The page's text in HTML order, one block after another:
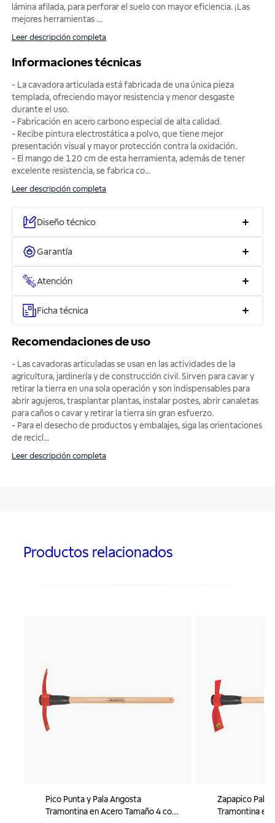
lámina afilada, para perforar el suelo con mayor eficiencia. ¡Las
mejores herramientas ...
Leer descripción completa
Informaciones técnicas
- La cavadora articulada está fabricada de una única pieza
templada, ofreciendo mayor resistencia y menor desgaste
durante el uso.
- Fabricación en acero carbono especial de alta calidad.
- Recibe pintura electrostática a polvo, que tiene mejor
presentación visual y mayor protección contra la oxidación.
- El mango de 120 cm de esta herramienta, además de tener
excelente resistencia, se fabrica co...
Leer descripción completa
Diseño técnico
Garantía
Atención
Ficha técnica
Recomendaciones de uso
- Las cavadoras articuladas se usan en las actividades de la
agricultura, jardinería y de construcción civil. Sirven para cavar y
retirar la tierra en una sola operación y son indispensables para
abrir agujeros, trasplantar plantas, instalar postes, abrir canaletas
para caños o cavar y retirar la tierra sin gran esfuerzo.
- Para el desecho de productos y embalajes, siga las orientaciones
de recicl ...
Leer descripción completa
Productos relacionados
Pico Punta y Pala Angosta
Tramontina en Acero Tamaño 4 con
Zapapico Pala
Tramontina en